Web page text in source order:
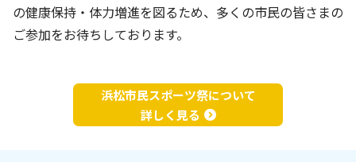
(舞童夢)
の健康保持・体力増進を図るため、多くの市民の皆さまの
ご参加をお待ちしております。
浜松市民スポーツ祭について
詳しく見る